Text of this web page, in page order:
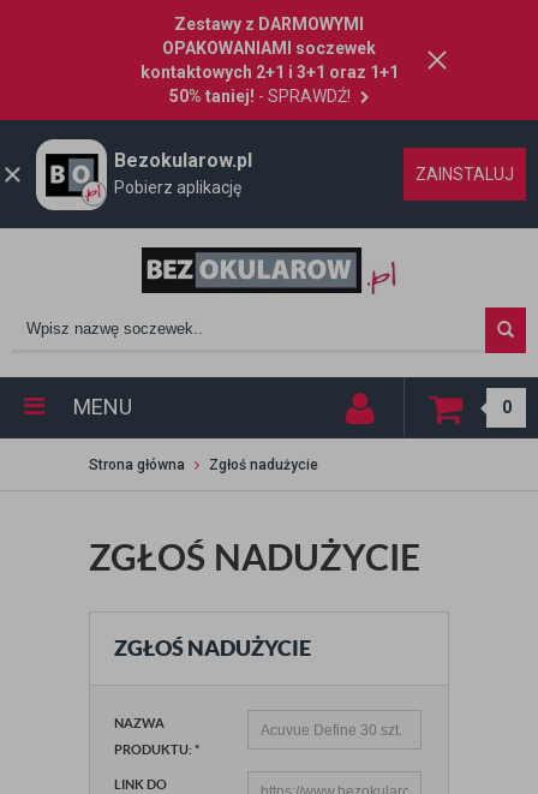
Zestawy z DARMOWYMI
OPAKOWANIAMI soczewek
kontaktowych 2+1 i 3+1 oraz 1+1
50% taniej! - SPRAWDŹ!
Bezokularow.pl
Pobierz aplikację
ZAINSTALUJ
MENU 0
Strona główna Zgłoś nadużycie
ZGŁOŚ NADUŻYCIE
ZGŁOŚ NADUŻYCIE
NAZWA
PRODUKTU: *
LINK DO